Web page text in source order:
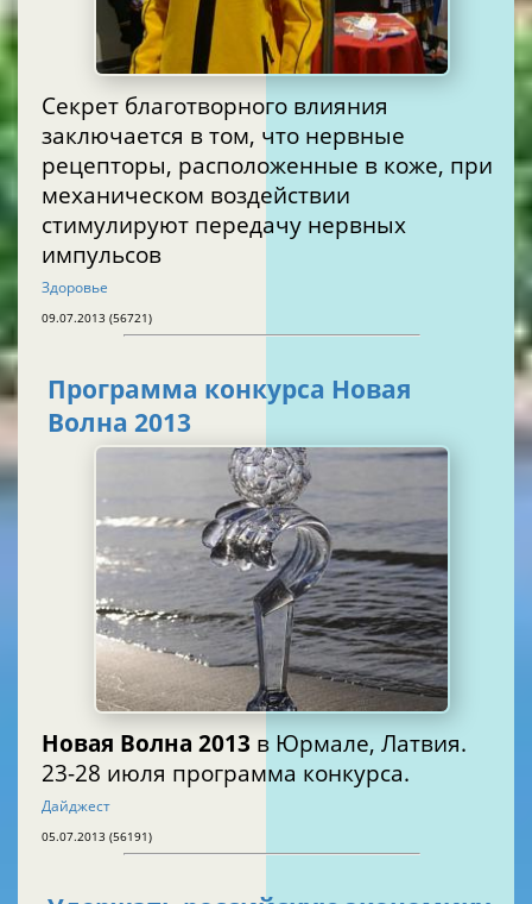
Секрет благотворного влияния
заключается в том, что нервные
рецепторы, расположенные в коже, при
механическом воздействии
стимулируют передачу нервных
импульсов
Здоровье
09.07.2013 (56721)
Программа конкурса Новая
Волна 2013
Новая Волна 2013
23-28 июля программа конкурса.
Дайджест
05.07.2013 (56191)